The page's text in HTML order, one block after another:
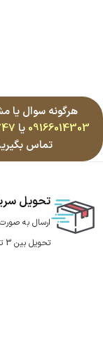
هرگونه سوال یا
09166014303 یا
تماس
تحویل
ارسال به
تحویل بین 3 تا 5 روز کاری